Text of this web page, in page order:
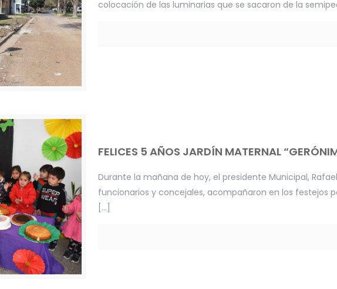
colocación de las luminarias que se sacaron de la
FELICES 5 AÑOS JARDÍN MATERNAL
Durante la mañana de hoy, el presidente Municipal,
funcionarios y concejales, acompañaron en los festejos
[…]